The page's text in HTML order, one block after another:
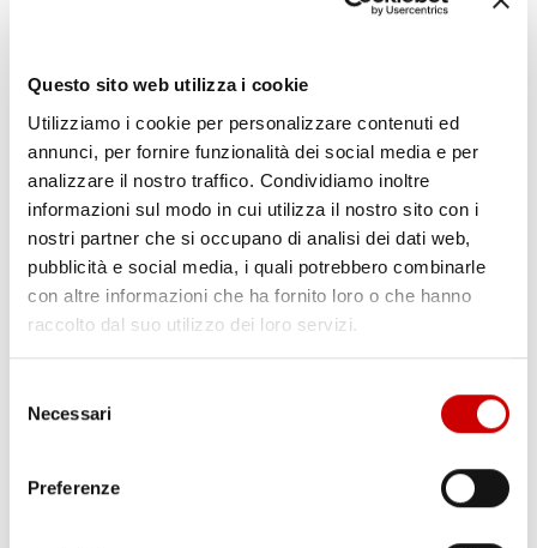
Questo sito web utilizza i cookie
Utilizziamo i cookie per personalizzare contenuti ed
annunci, per fornire funzionalità dei social media e per
analizzare il nostro traffico. Condividiamo inoltre
informazioni sul modo in cui utilizza il nostro sito con i
nostri partner che si occupano di analisi dei dati web,
pubblicità e social media, i quali potrebbero combinarle
con altre informazioni che ha fornito loro o che hanno
raccolto dal suo utilizzo dei loro servizi.
delNecessari
Preferenze
POZZUOLI: VIA A CANTIERE HUB DI VIA ARTIACO
Leggi l'articolo
CAPUA: ALBERO CADUTO NELLA NOTTE